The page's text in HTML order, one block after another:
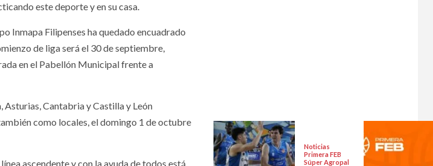
este deporte y en su casa.
Inmapa Filipenses ha quedado encuadrado
de liga será el 30 de septiembre,
en el Pabellón Municipal frente a
Cantabria y Castilla y León
como locales, el domingo 1 de octubre
ascendente y con la ayuda de todos está
Noticias
Primera FEB
Súper Agropal